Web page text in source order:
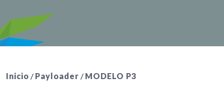
Inicio / Payloader / MODELO P3